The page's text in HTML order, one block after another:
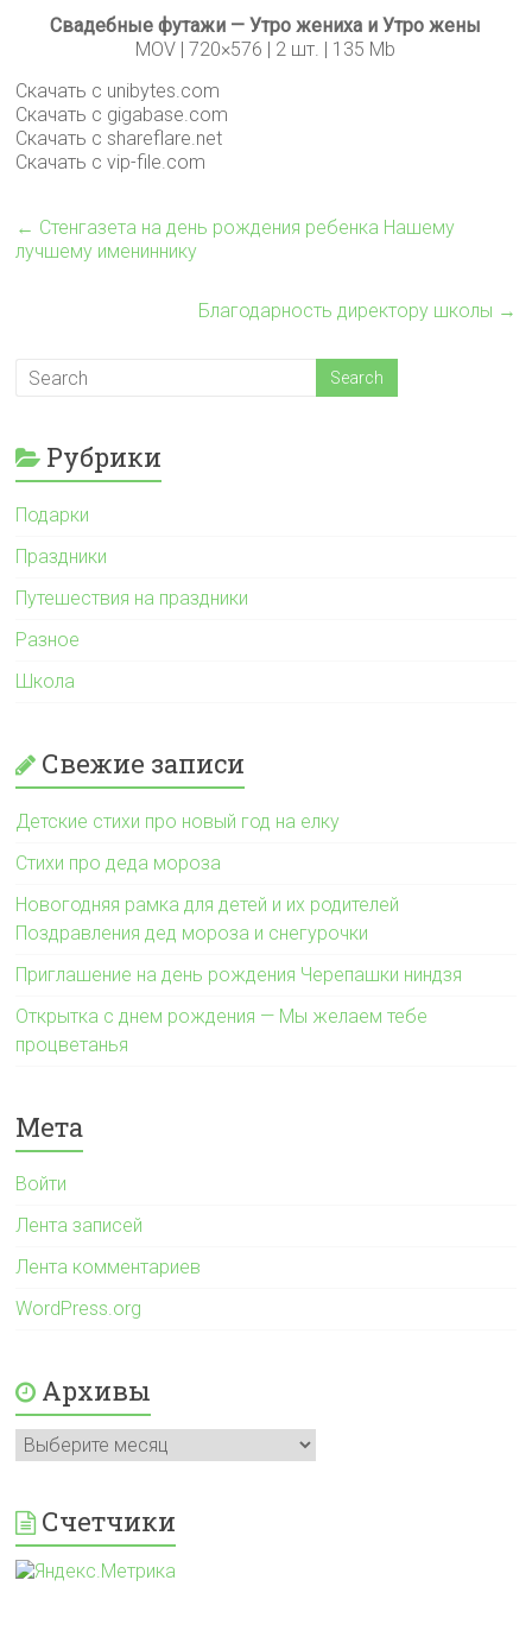
Свадебные футажи — Утро жениха и Утро жены
MOV | 720×576 | 2 шт. | 135 Mb
Скачать с unibytes.com
Скачать с gigabase.com
Скачать с shareflare.net
Скачать с vip-file.com
← Стенгазета на день рождения ребенка Нашему
лучшему имениннику
Благодарность директору школы →
Рубрики
Подарки
Праздники
Путешествия на праздники
Разное
Школа
Свежие записи
Детские стихи про новый год на елку
Стихи про деда мороза
Новогодняя рамка для детей и их родителей
Поздравления дед мороза и снегурочки
Приглашение на день рождения Черепашки ниндзя
Открытка с днем рождения — Мы желаем тебе
процветанья
Мета
Войти
Лента записей
Лента комментариев
WordPress.org
Архивы
Архивы
Счетчики